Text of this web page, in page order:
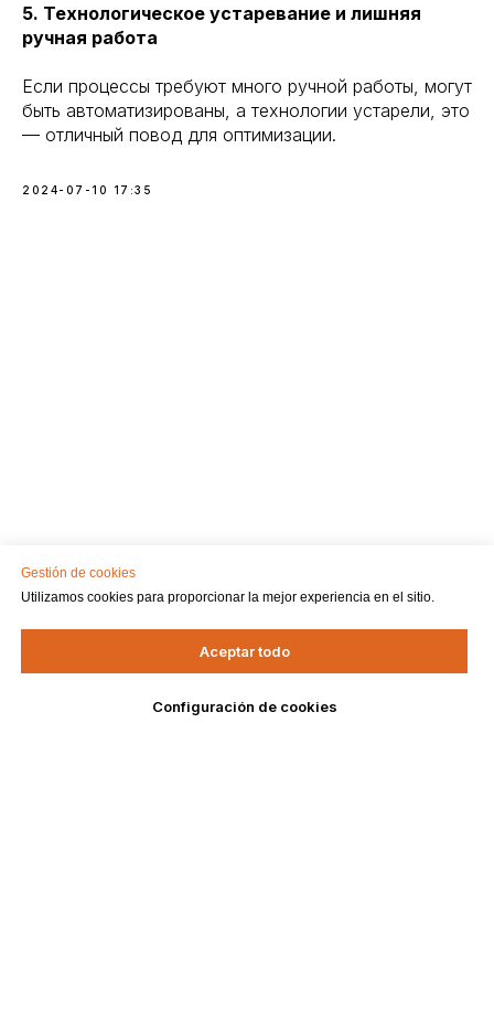
5. Технологическое устаревание и лишняя
ручная работа
Если процессы требуют много ручной работы, могут
быть автоматизированы, а технологии устарели, это
— отличный повод для оптимизации.
2024-07-10 17:35
Gestión de cookies
Utilizamos cookies para proporcionar la mejor experiencia en el sitio.
Aceptar todo
Configuración de cookies